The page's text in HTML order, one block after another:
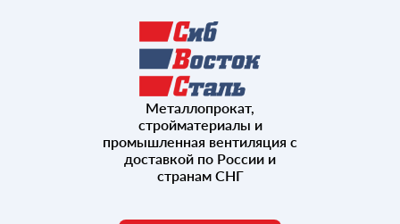
Металлопрокат,
стройматериалы и
промышленная вентиляция с
доставкой по России и
странам СНГ